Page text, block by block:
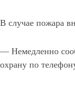
В случае пожара
— Немедленно
охрану по